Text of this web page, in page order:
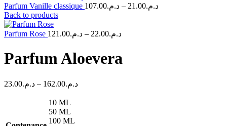
Parfum Vanille classique د.م.21.00
– د.م.107.00
Price
Back to products
Parfum Rose د.م.22.00
– د.م.121.00
Price
through
Parfum Aloevera
د.م.23.00 – د.م.162.00
Price
10 ML
50 ML
100 ML